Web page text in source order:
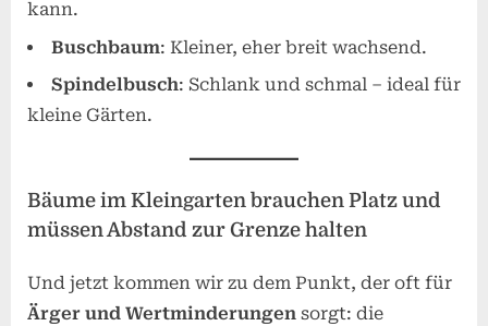
kann.
Buschbaum: Kleiner, eher breit wachsend.
Spindelbusch: Schlank und schmal – ideal für
kleine Gärten.
Bäume im Kleingarten brauchen Platz und
müssen Abstand zur Grenze halten
Und jetzt kommen wir zu dem Punkt, der oft für
Ärger und Wertminderungen sorgt: die